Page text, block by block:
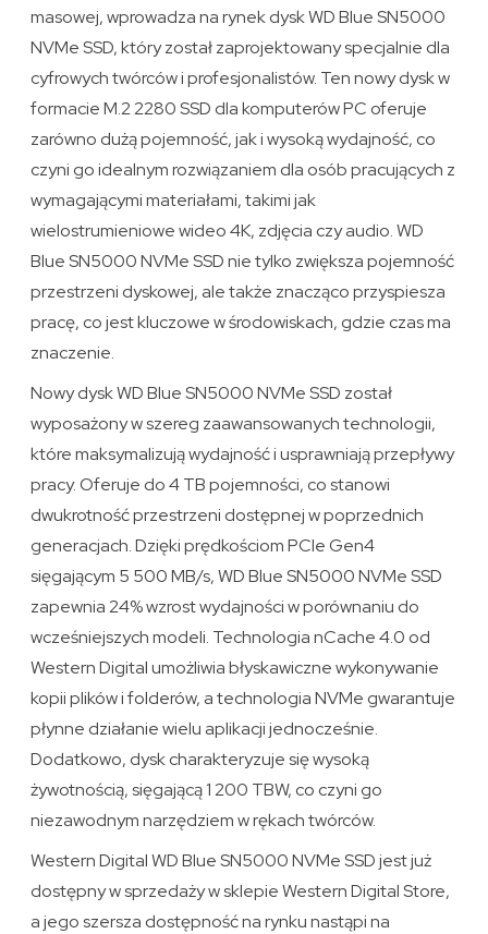
masowej, wprowadza na rynek dysk WD Blue SN5000
NVMe SSD, który został zaprojektowany specjalnie dla
cyfrowych twórców i profesjonalistów. Ten nowy dysk w
formacie M.2 2280 SSD dla komputerów PC oferuje
zarówno dużą pojemność, jak i wysoką wydajność, co
czyni go idealnym rozwiązaniem dla osób pracujących z
wymagającymi materiałami, takimi jak
wielostrumieniowe wideo 4K, zdjęcia czy audio. WD
Blue SN5000 NVMe SSD nie tylko zwiększa pojemność
przestrzeni dyskowej, ale także znacząco przyspiesza
pracę, co jest kluczowe w środowiskach, gdzie czas ma
znaczenie.
Nowy dysk WD Blue SN5000 NVMe SSD został
wyposażony w szereg zaawansowanych technologii,
które maksymalizują wydajność i usprawniają przepływy
pracy. Oferuje do 4 TB pojemności, co stanowi
dwukrotność przestrzeni dostępnej w poprzednich
generacjach. Dzięki prędkościom PCIe Gen4
sięgającym 5 500 MB/s, WD Blue SN5000 NVMe SSD
zapewnia 24% wzrost wydajności w porównaniu do
wcześniejszych modeli. Technologia nCache 4.0 od
Western Digital umożliwia błyskawiczne wykonywanie
kopii plików i folderów, a technologia NVMe gwarantuje
płynne działanie wielu aplikacji jednocześnie.
Dodatkowo, dysk charakteryzuje się wysoką
żywotnością, sięgającą 1 200 TBW, co czyni go
niezawodnym narzędziem w rękach twórców.
Western Digital WD Blue SN5000 NVMe SSD jest już
dostępny w sprzedaży w sklepie Western Digital Store,
a jego szersza dostępność na rynku nastąpi na